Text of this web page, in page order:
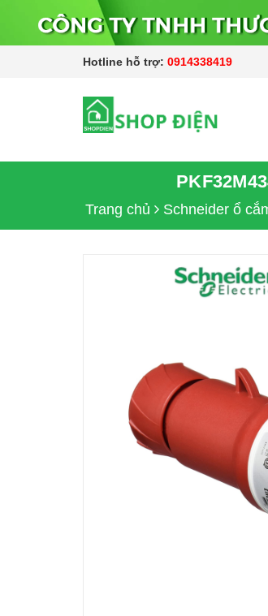
Hotline hỗ trợ: 0914338419
Trang chủ Schneider ổ